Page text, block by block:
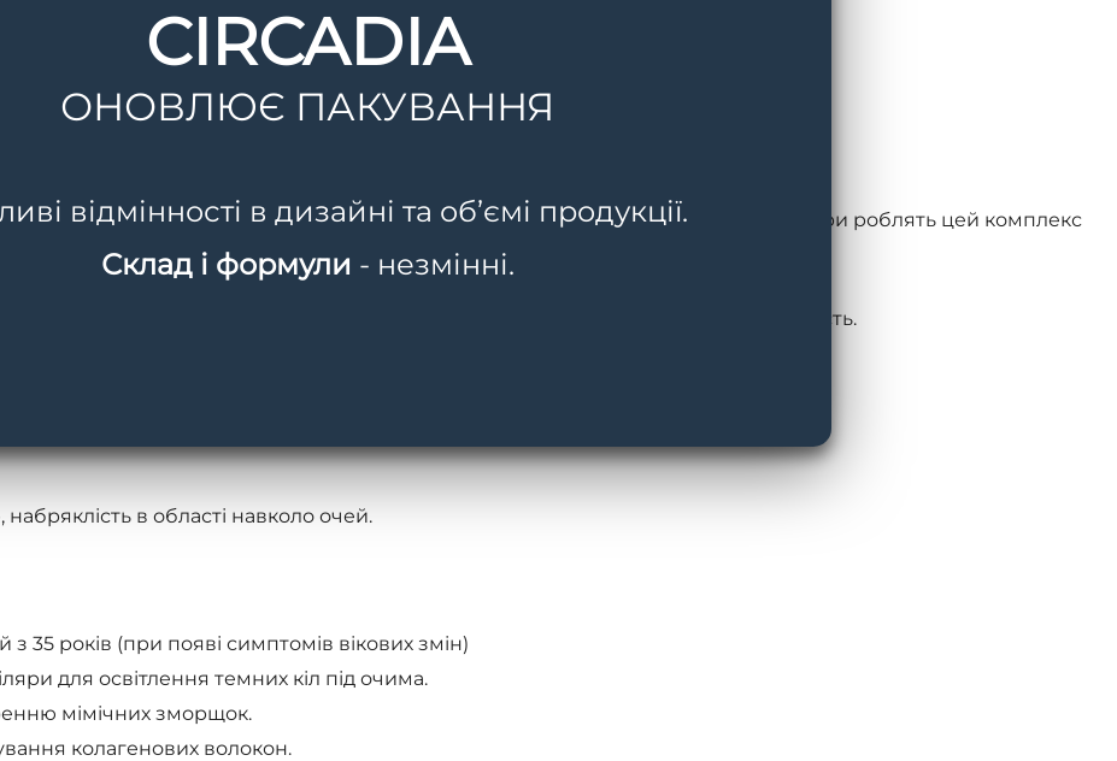
Опис Спосіб застосування Склад
технологія, вітаміни, а також інгредієнти для омолодження і розгладження шкіри роблять цей комплекс
відновлення, запобігаючи утворенню зморщок і зменшуючи набряклість.
очей.
в області навколо очей.
35 років (при появі симптомів вікових змін)
для освітлення темних кіл під очима.
мімічних зморщок.
колагенових волокон.
CIRCADIA
ОНОВЛЮЄ ПАКУВАННЯ
відмінності в дизайні та об’ємі продукції.
Склад і формули - незмінні.